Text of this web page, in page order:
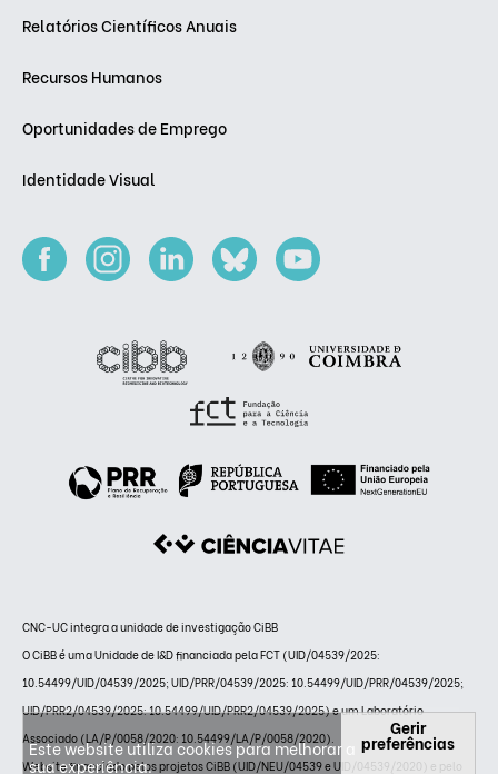
Relatórios Científicos Anuais
Recursos Humanos
Oportunidades de Emprego
Identidade Visual
CNC-UC integra a unidade de investigação CiBB
O CiBB é uma Unidade de I&D financiada pela FCT (UID/04539/2025:
10.54499/UID/04539/2025; UID/PRR/04539/2025: 10.54499/UID/PRR/04539/2025;
UID/PRR2/04539/2025: 10.54499/UID/PRR2/04539/2025) e um Laboratório
Associado (LA/P/0058/2020: 10.54499/LA/P/0058/2020).
Website financiado pelos projetos CiBB (UID/NEU/04539 e UID/04539/2020) e pelo
Este website utiliza cookies para melhorar a
sua experiência.
Gerir
preferências